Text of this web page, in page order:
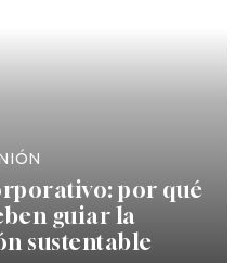
por qué
guiar la
sustentable